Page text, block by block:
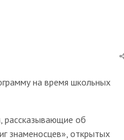
на время школьных
рассказывающие об
знаменосцев», открытых